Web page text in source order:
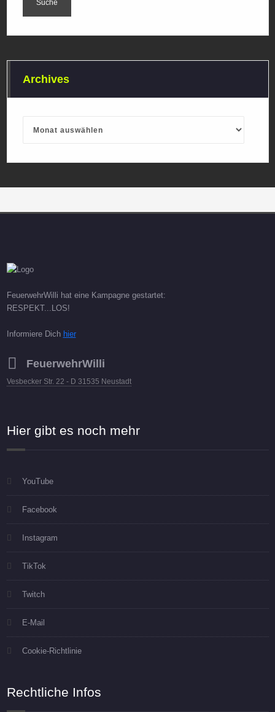
Archives
FeuerwehrWilli hat eine Kampagne gestartet:
RESPEKT...LOS!
Informiere Dich hier
FeuerwehrWilli
Vesbecker Str. 22 - D 31535 Neustadt
Hier gibt es noch mehr
YouTube
Facebook
Instagram
TikTok
Twitch
E-Mail
Cookie-Richtlinie
Rechtliche Infos